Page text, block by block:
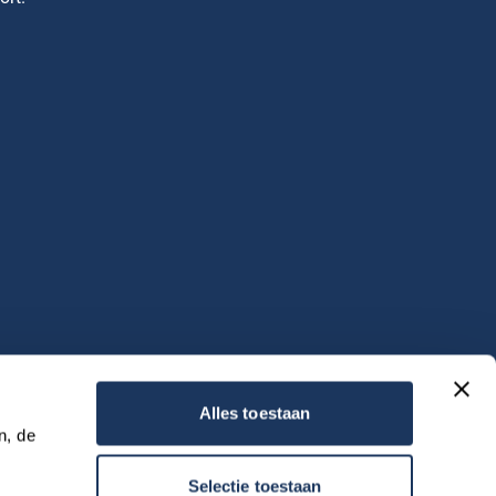
de
Alles toestaan
Selectie toestaan